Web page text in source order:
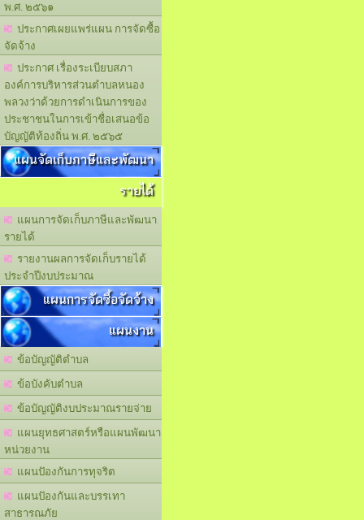
พ.ศ. ๒๕๖๑
ประกาศเผยแพร่แผน การจัดซื้อ
จัดจ้าง
ประกาศ เรื่องระเบียบสภา
องค์การบริหารส่วนตำบลหนอง
พลวงว่าด้วยการดำเนินการของ
ประชาชนในการเข้าชื่อเสนอข้อ
บัญญัติท้องถิ่น พ.ศ. ๒๕๖๕
แผนจัดเก็บภาษีและพัฒนา
รายได้
แผนการจัดเก็บภาษีและพัฒนา
รายได้
รายงานผลการจัดเก็บรายได้
ประจำปีงบประมาณ
แผนการจัดซื้อจัดจ้าง
แผนงาน
ข้อบัญญัติตำบล
ข้อบังคับตำบล
ข้อบัญญัติงบประมาณรายจ่าย
แผนยุทธศาสตร์หรือแผนพัฒนา
หน่วยงาน
แผนปัองกันการทุจริต
แผนปัองกันและบรรเทา
สาธารณภัย